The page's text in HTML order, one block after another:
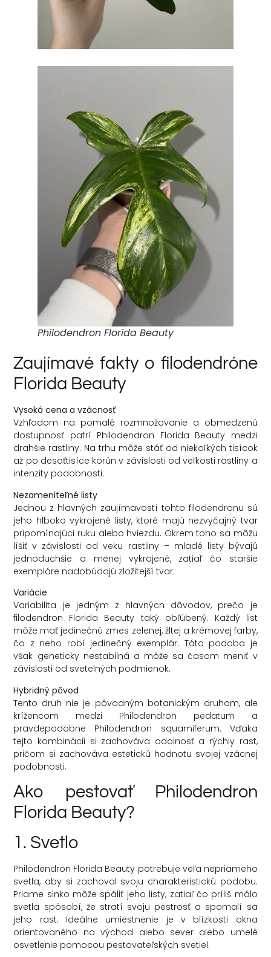
Philodendron Florida Beauty
Zaujímavé fakty o filodendróne
Florida Beauty
Vysoká cena a vzácnosť
Vzhľadom na pomalé rozmnožovanie a obmedzenú
dostupnosť patrí Philodendron Florida Beauty medzi
drahšie rastliny. Na trhu môže stáť od niekoľkých tisícok
až po desaťtisíce korún v závislosti od veľkosti rastliny a
intenzity podobnosti.
Nezameniteľné listy
Jednou z hlavných zaujímavostí tohto filodendronu sú
jeho hlboko vykrojené listy, ktoré majú nezvyčajný tvar
pripomínajúci ruku alebo hviezdu. Okrem toho sa môžu
líšiť v závislosti od veku rastliny – mladé listy bývajú
jednoduchšie a menej vykrojené, zatiaľ čo staršie
exempláre nadobúdajú zložitejší tvar.
Variácie
Variabilita je jedným z hlavných dôvodov, prečo je
filodendron Florida Beauty taký obľúbený. Každý list
môže mať jedinečnú zmes zelenej, žltej a krémovej farby,
čo z neho robí jedinečný exemplár. Táto podoba je
však geneticky nestabilná a môže sa časom meniť v
závislosti od svetelných podmienok.
Hybridný pôvod
Tento druh nie je pôvodným botanickým druhom, ale
krížencom medzi Philodendron pedatum a
pravdepodobne Philodendron squamiferum. Vďaka
tejto kombinácii si zachováva odolnosť a rýchly rast,
pričom si zachováva estetickú hodnotu svojej vzácnej
podobnosti.
Ako pestovať Philodendron
Florida Beauty?
1. Svetlo
Philodendron Florida Beauty potrebuje veľa nepriameho
svetla, aby si zachoval svoju charakteristickú podobu.
Priame slnko môže spáliť jeho listy, zatiaľ čo príliš málo
svetla spôsobí, že stratí svoju pestrosť a spomalí sa
jeho rast. Ideálne umiestnenie je v blízkosti okna
orientovaného na východ alebo sever alebo umelé
osvetlenie pomocou pestovateľských svetiel.